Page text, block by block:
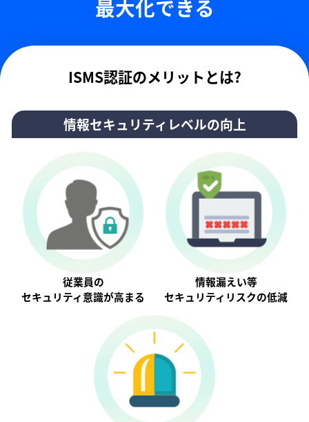
最大化できる
ISMS認証のメリットとは?
情報セキュリティレベルの向上
従業員の
セキュリティ意識が⾼まる
情報漏えい等
セキュリティリスクの低減